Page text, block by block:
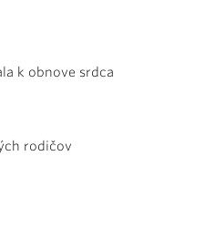
k obnove srdca
rodičov